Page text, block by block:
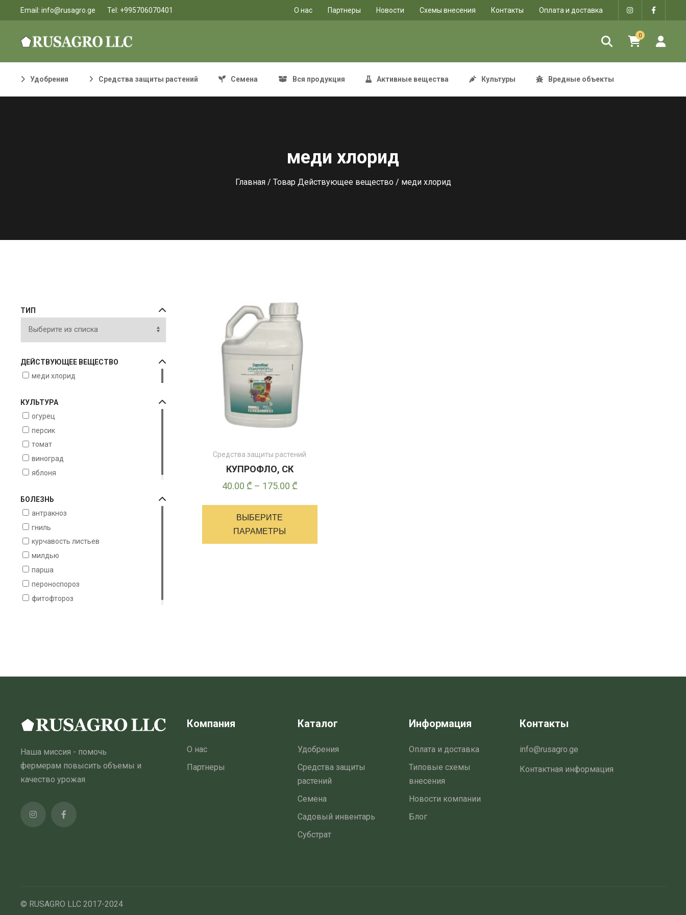
Email: info@rusagro.ge Tel: +995706070401 O нас Партнеры Новости Схемы внесения Контакты Оплата и доставка
0
Удобрения Средства защиты растений Семена Вся продукция Активные вещества Культуры Вредные объекты
меди хлорид
Главная/ Товар Действующее вещество / меди хлорид
ТИП
ДЕЙСТВУЮЩЕЕ ВЕЩЕСТВО
меди хлорид
КУЛЬТУРА
огурец
персик
томат
виноград
яблоня
БОЛЕЗНЬ
антракноз
гниль
курчавость листьев
милдью
парша
пероноспороз
фитофтороз
Средства защиты растений
КУПРОФЛО, СК
40.00 ₾ – 175.00 ₾Диапазон
ВЫБЕРИТЕ
ПАРАМЕТРЫ
Наша миссия - помочь
фермерам повысить объемы и
качество урожая
Компания
О нас
Партнеры
Каталог
Удобрения
Средства защиты
растений
Семена
Садовый инвентарь
Субстрат
Информация
Оплата и доставка
Типовые схемы
внесения
Новости компании
Блог
Контакты
info@rusagro.ge
Контактная информация
© RUSAGRO LLC 2017-2024